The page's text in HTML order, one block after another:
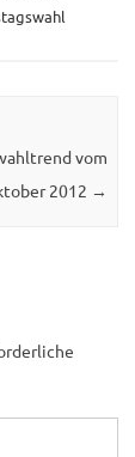
vom
2012 →